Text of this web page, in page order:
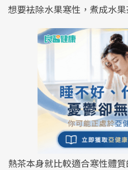
想要袪除水果寒性，煮成水
熱茶本身就比較適合寒性體